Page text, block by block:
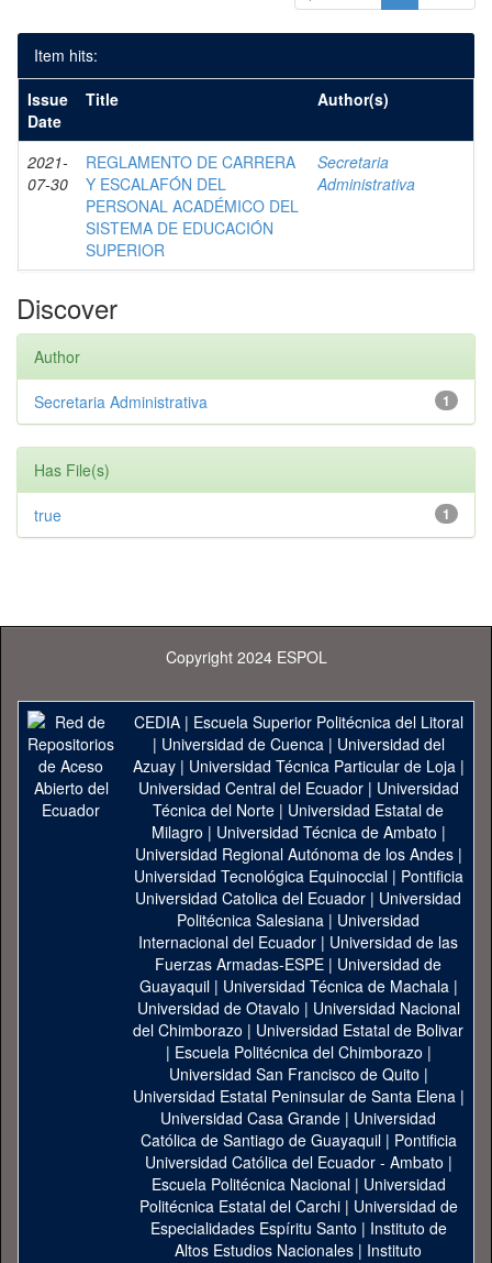
Item hits:
Issue
Date
Title Author(s)
2021-
07-30
REGLAMENTO DE CARRERA
Y ESCALAFÓN DEL
PERSONAL ACADÉMICO DEL
SISTEMA DE EDUCACIÓN
SUPERIOR
Secretaria
Administrativa
Discover
Author
1
Secretaria Administrativa
Has File(s)
1
true
Copyright 2024 ESPOL
CEDIA| Escuela Superior Politécnica del Litoral
| Universidad de Cuenca| Universidad del
Azuay| Universidad Técnica Particular de Loja|
Universidad Central del Ecuador| Universidad
Técnica del Norte | Universidad Estatal de
Milagro | Universidad Técnica de Ambato |
Universidad Regional Autónoma de los Andes|
Universidad Tecnológica Equinoccial| Pontificia
Universidad Catolica del Ecuador | Universidad
Politécnica Salesiana | Universidad
Internacional del Ecuador | Universidad de las
Fuerzas Armadas-ESPE | Universidad de
Guayaquil| Universidad Técnica de Machala|
Universidad de Otavalo | Universidad Nacional
del Chimborazo | Universidad Estatal de Bolivar
| Escuela Politécnica del Chimborazo |
Universidad San Francisco de Quito |
Universidad Estatal Peninsular de Santa Elena|
Universidad Casa Grande | Universidad
Católica de Santiago de Guayaquil| Pontificia
Universidad Católica del Ecuador - Ambato |
Escuela Politécnica Nacional| Universidad
Politécnica Estatal del Carchi| Universidad de
Especialidades Espíritu Santo | Instituto de
Altos Estudios Nacionales | Instituto